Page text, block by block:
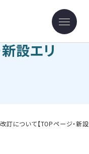
の改訂に
新設エリ
について【TOPページ・新設